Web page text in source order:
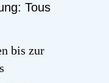
Tous
bis zur